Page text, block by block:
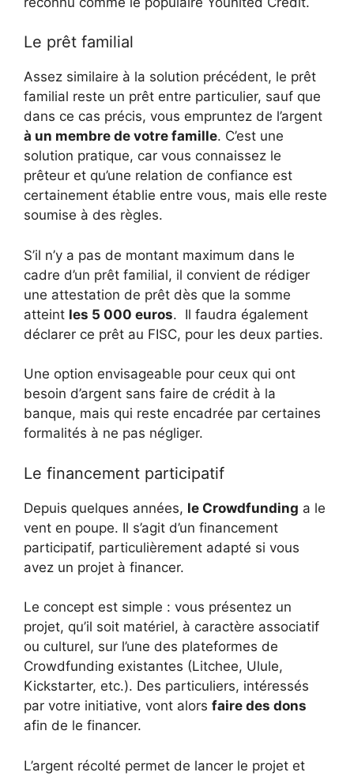
Le prêt familial
Assez similaire à la solution précédent, le prêt
familial reste un prêt entre particulier, sauf que
dans ce cas précis, vous empruntez de l’argent
à un membre de votre famille. C’est une
solution pratique, car vous connaissez le
prêteur et qu’une relation de confiance est
certainement établie entre vous, mais elle reste
soumise à des règles.
S’il n’y a pas de montant maximum dans le
cadre d’un prêt familial, il convient de rédiger
une attestation de prêt dès que la somme
atteint les 5 000 euros. Il faudra également
déclarer ce prêt au FISC, pour les deux parties.
Une option envisageable pour ceux qui ont
besoin d’argent sans faire de crédit à la
banque, mais qui reste encadrée par certaines
formalités à ne pas négliger.
Le financement participatif
Depuis quelques années, le Crowdfunding a le
vent en poupe. Il s’agit d’un financement
participatif, particulièrement adapté si vous
avez un projet à financer.
Le concept est simple : vous présentez un
projet, qu’il soit matériel, à caractère associatif
ou culturel, sur l’une des plateformes de
Crowdfunding existantes (Litchee, Ulule,
Kickstarter, etc.). Des particuliers, intéressés
par votre initiative, vont alors faire des dons
afin de le financer.
L’argent récolté permet de lancer le projet et